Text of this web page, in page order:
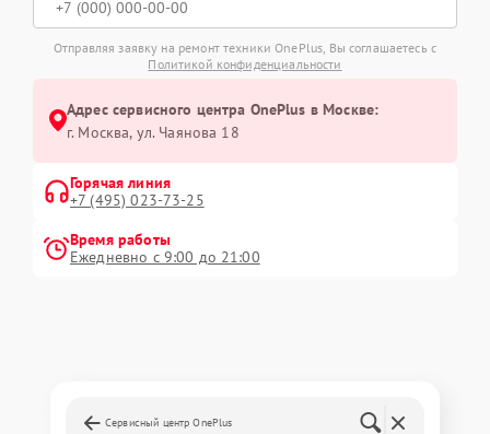
Отправляя заявку на ремонт техники OnePlus, Вы соглашаетесь с
Политикой конфиденциальности
Адрес сервисного центра OnePlus в Москве:
г. Москва, ул. Чаянова 18
Горячая линия
+7 (495) 023-73-25
Время работы
Ежедневно с 9:00 до 21:00
Сервисный центр OnePlus